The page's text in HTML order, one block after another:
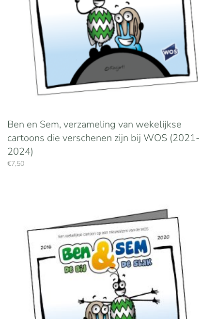
Ben en Sem, verzameling van wekelijkse
cartoons die verschenen zijn bij WOS (2021-
2024)
€7,50